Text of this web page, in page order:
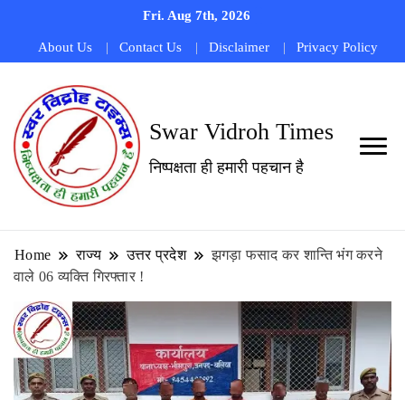
Fri. Aug 7th, 2026
About Us Contact Us Disclaimer Privacy Policy
Swar Vidroh Times
निष्पक्षता ही हमारी पहचान है
Home राज्य उत्तर प्रदेश
झगड़ा फसाद कर शान्ति भंग करने
वाले 06 व्यक्ति गिरफ्तार !